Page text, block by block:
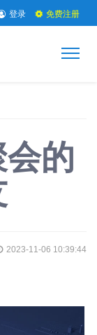
登录 免费注册
的
2023-11-06 10:39:44